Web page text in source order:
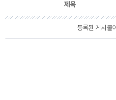
제목
등록된 게시물